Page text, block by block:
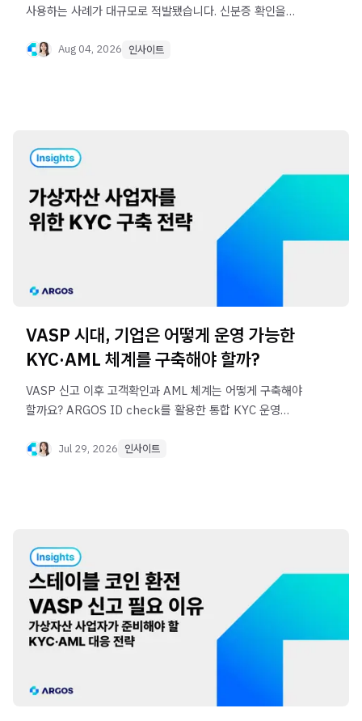
사용하는 사례가 대규모로 적발됐습니다. 신분증 확인을
이유를 살펴봅니다.
Aug 04, 2026 인사이트
VASP 시대, 기업은 어떻게 운영 가능한
KYC·AML 체계를 구축해야 할까?
VASP 신고 이후 고객확인과 AML 체계는 어떻게 구축해야
할까요? ARGOS ID check를 활용한 통합 KYC 운영
Jul 29, 2026 인사이트